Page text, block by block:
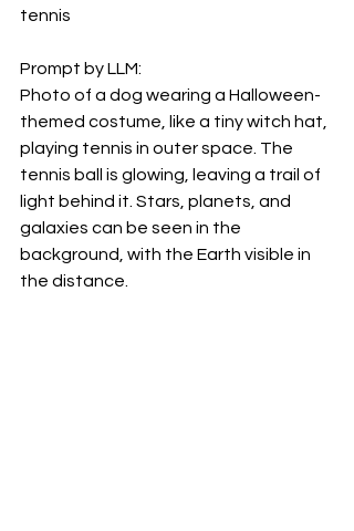
tennis
Prompt by LLM:
Photo of a dog wearing a Halloween-
themed costume, like a tiny witch hat,
playing tennis in outer space. The
tennis ball is glowing, leaving a trail of
light behind it. Stars, planets, and
galaxies can be seen in the
background, with the Earth visible in
the distance.